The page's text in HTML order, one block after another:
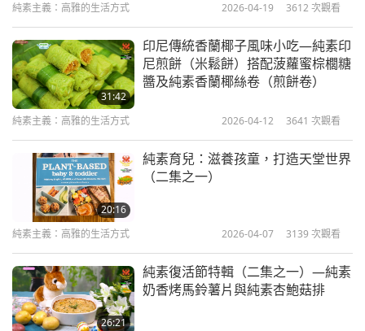
純素主義：高雅的生活方式 2026-04-19 3612 次觀看
31:42
印尼傳統香蘭椰子風味小吃—純素印
尼煎餅（米鬆餅）搭配菠蘿蜜棕櫚糖
醬及純素香蘭椰絲卷（煎餅卷）
純素主義：高雅的生活方式 2026-04-12 3641 次觀看
20:16
純素育兒：滋養孩童，打造天堂世界
（二集之一）
純素主義：高雅的生活方式 2026-04-07 3139 次觀看
26:21
純素復活節特輯（二集之一）—純素
奶香烤馬鈴薯片與純素杏鮑菇排